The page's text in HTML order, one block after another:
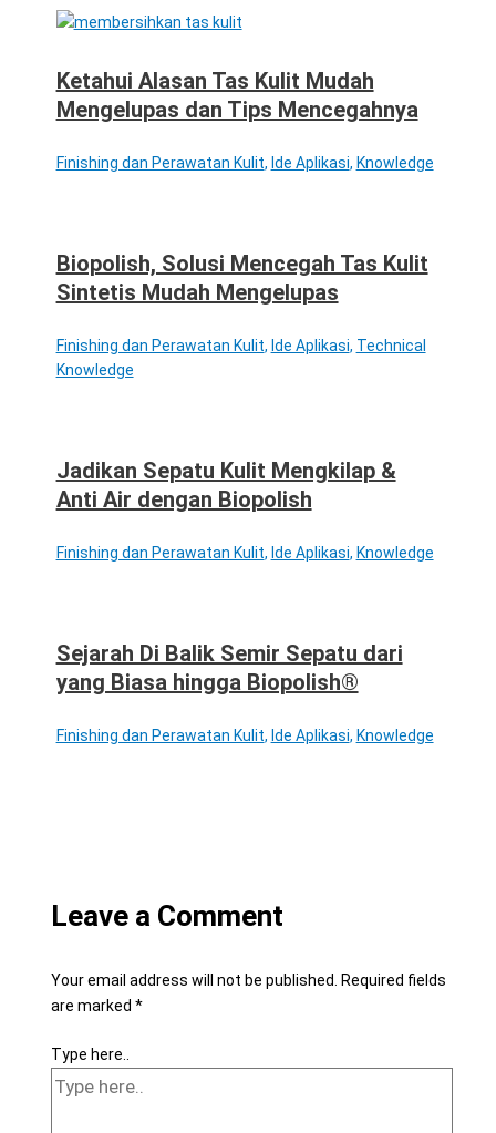
Ketahui Alasan Tas Kulit Mudah
Mengelupas dan Tips Mencegahnya
Finishing dan Perawatan Kulit, Ide Aplikasi, Knowledge
Biopolish, Solusi Mencegah Tas Kulit
Sintetis Mudah Mengelupas
Finishing dan Perawatan Kulit, Ide Aplikasi, Technical
Knowledge
Jadikan Sepatu Kulit Mengkilap &
Anti Air dengan Biopolish
Finishing dan Perawatan Kulit, Ide Aplikasi, Knowledge
Sejarah Di Balik Semir Sepatu dari
yang Biasa hingga Biopolish®
Finishing dan Perawatan Kulit, Ide Aplikasi, Knowledge
Leave a Comment
Your email address will not be published.
Required fields
are marked *
Type here..